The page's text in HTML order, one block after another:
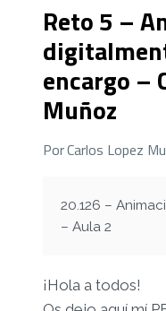
Reto 5 –
encargo –
Muñoz
PorCarlos Lopez
20.126 –
– Aula 2
¡Hola a todos!